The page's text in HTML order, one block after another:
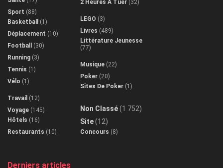
Sport (88)
Basketball
(1)
Déplacement (10)
Football
(30)
Running (3)
Tennis (1)
Vélo (1)
Travail (12)
Voyage (145)
Hôtels (16)
Restaurants (10)
2 Heures À Tuer (32)
LEGO (3)
Livres (489)
Littérature Jeunesse
(77)
Musique (22)
Poker (20)
Sites De Poker (1)
Non Classé(1 752)
Site(12)
Concours (8)
Derniers articles